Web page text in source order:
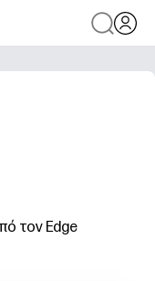
τον Edge